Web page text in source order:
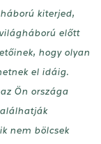
kiterjed,
előtt
hogy olyan
el idáig.
Ön országa
nem bölcsek